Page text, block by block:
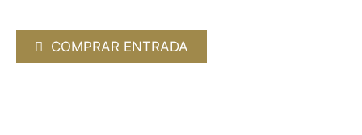
COMPRAR ENTRADA